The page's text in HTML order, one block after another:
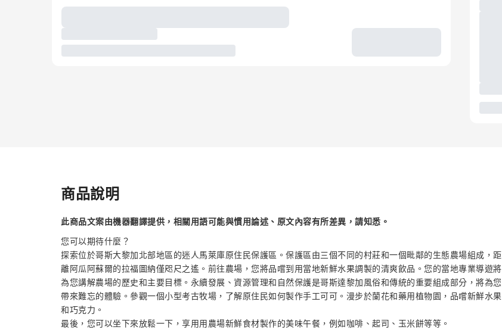
商品說明
此商品文案由機器翻譯提供，相關用語可能與慣用論述、原文內容有所差異，請知悉。
您可以期待什麼？
探索位於哥斯大黎加北部地區的迷人馬萊庫原住民保護區。保護區由三個不同的村莊和一個毗鄰的生態農場組成，距
離阿瓜阿蘇爾的拉福圖納僅咫尺之遙。前往農場，您將品嚐到用當地新鮮水果調製的清爽飲品。您的當地專業導遊將
為您講解農場的歷史和主要目標。永續發展、資源管理和自然保護是哥斯達黎加風俗和傳統的重要組成部分，將為您
帶來難忘的體驗。參觀一個小型考古牧場，了解原住民如何製作手工可可。漫步於蘭花和藥用植物園，品嚐新鮮水果
和巧克力。
最後，您可以坐下來放鬆一下，享用用農場新鮮食材製作的美味午餐，例如咖啡、起司、玉米餅等等。